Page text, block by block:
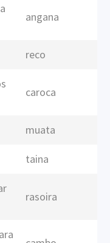
angana
reco
caroca
muata
taina
rasoira